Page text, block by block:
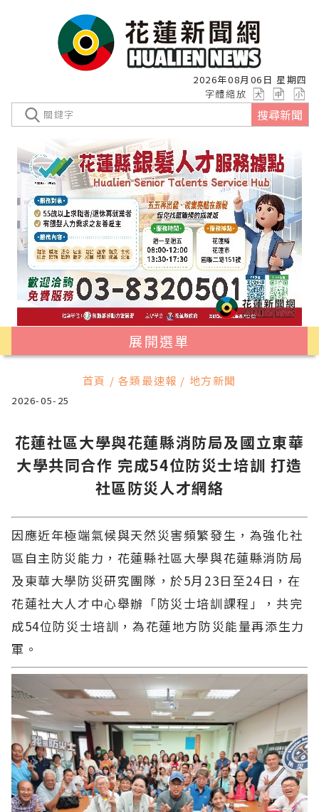
2026年08月06日 星期四
字體縮放
搜尋新聞
展開選單
首頁 / 各類最速報 / 地方新聞
2026-05-25
花蓮社區大學與花蓮縣消防局及國立東華
大學共同合作 完成54位防災士培訓 打造
社區防災人才網絡
因應近年極端氣候與天然災害頻繁發生，為強化社
區自主防災能力，花蓮縣社區大學與花蓮縣消防局
及東華大學防災研究團隊，於5月23日至24日，在
花蓮社大人才中心舉辦「防災士培訓課程」，共完
成54位防災士培訓，為花蓮地方防災能量再添生力
軍。